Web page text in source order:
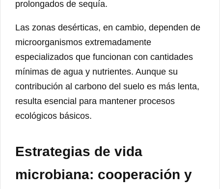
prolongados de sequía.
Las zonas desérticas, en cambio, dependen de
microorganismos extremadamente
especializados que funcionan con cantidades
mínimas de agua y nutrientes. Aunque su
contribución al carbono del suelo es más lenta,
resulta esencial para mantener procesos
ecológicos básicos.
Estrategias de vida
microbiana: cooperación y